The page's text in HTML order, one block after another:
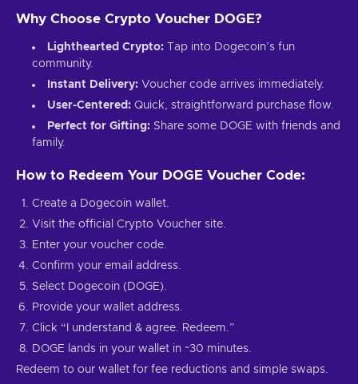
Why Choose Crypto Voucher DOGE?
Lighthearted Crypto: Tap into Dogecoin’s fun
community.
Instant Delivery: Voucher code arrives immediately.
User-Centered: Quick, straightforward purchase flow.
Perfect for Gifting: Share some DOGE with friends and
family.
How to Redeem Your DOGE Voucher Code:
Create a Dogecoin wallet.
Visit the official Crypto Voucher site.
Enter your voucher code.
Confirm your email address.
Select Dogecoin (DOGE).
Provide your wallet address.
Click “I understand & agree. Redeem.”
DOGE lands in your wallet in ~30 minutes.
Redeem to our wallet for fee reductions and simple swaps.